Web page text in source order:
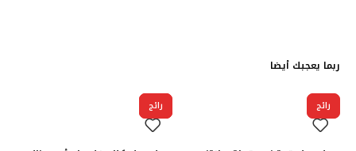
ربما يعجبك أيضا
رائج رائج رائج رائج رائج